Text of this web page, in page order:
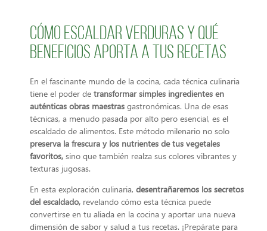
Cómo escaldar verduras y qué
beneficios aporta a tus recetas
En el fascinante mundo de la cocina, cada técnica culinaria
tiene el poder de transformar simples ingredientes en
auténticas obras maestras gastronómicas. Una de esas
técnicas, a menudo pasada por alto pero esencial, es el
escaldado de alimentos. Este método milenario no solo
preserva la frescura y los nutrientes de tus vegetales
favoritos, sino que también realza sus colores vibrantes y
texturas jugosas.
En esta exploración culinaria, desentrañaremos los secretos
del escaldado, revelando cómo esta técnica puede
convertirse en tu aliada en la cocina y aportar una nueva
dimensión de sabor y salud a tus recetas. ¡Prepárate para